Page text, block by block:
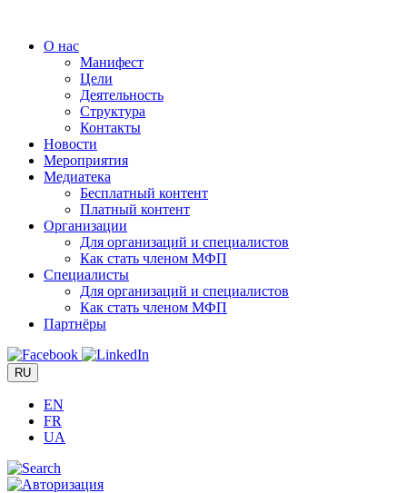
содержимому
О нас
Манифест
Цели
Деятельность
Структура
Контакты
Новости
Мероприятия
Медиатека
Бесплатный контент
Платный контент
Организации
Для организаций и специалистов
Как стать членом МФП
Специалисты
Для организаций и специалистов
Как стать членом МФП
Партнёры
RU
EN
FR
UA